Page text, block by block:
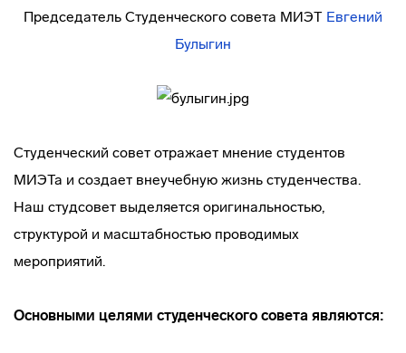
Председатель Студенческого совета МИЭТ Евгений
Булыгин
Студенческий совет отражает мнение студентов
МИЭТа и создает внеучебную жизнь студенчества.
Наш студсовет выделяется оригинальностью,
структурой и масштабностью проводимых
мероприятий.
Основными целями студенческого совета являются: